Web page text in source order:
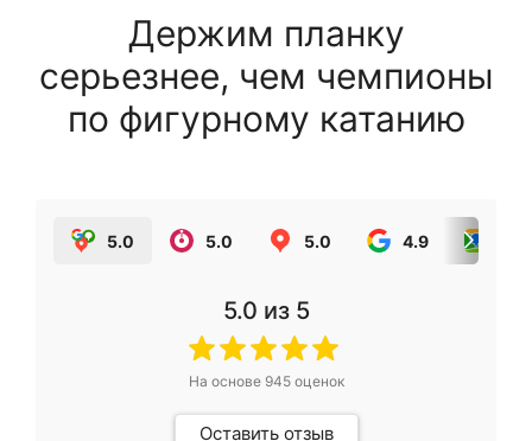
Держим планку
серьезнее, чем чемпионы
по фигурному катанию
5.0 5.0 5.0 4.9
5.0 из 5
На основе 945оценок
Оставить отзыв